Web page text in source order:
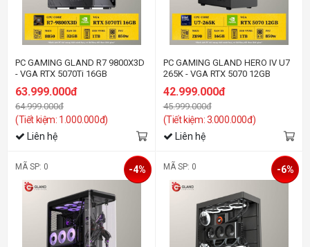
PC GAMING GLAND R7 9800X3D
- VGA RTX 5070Ti 16GB
63.999.000đ
64.999.000đ
(Tiết kiệm: 1.000.000đ)
Liên hệ
PC GAMING GLAND HERO IV U7
265K - VGA RTX 5070 12GB
42.999.000đ
45.999.000đ
(Tiết kiệm: 3.000.000đ)
Liên hệ
MÃ SP: 0 -4% MÃ SP: 0 -6%